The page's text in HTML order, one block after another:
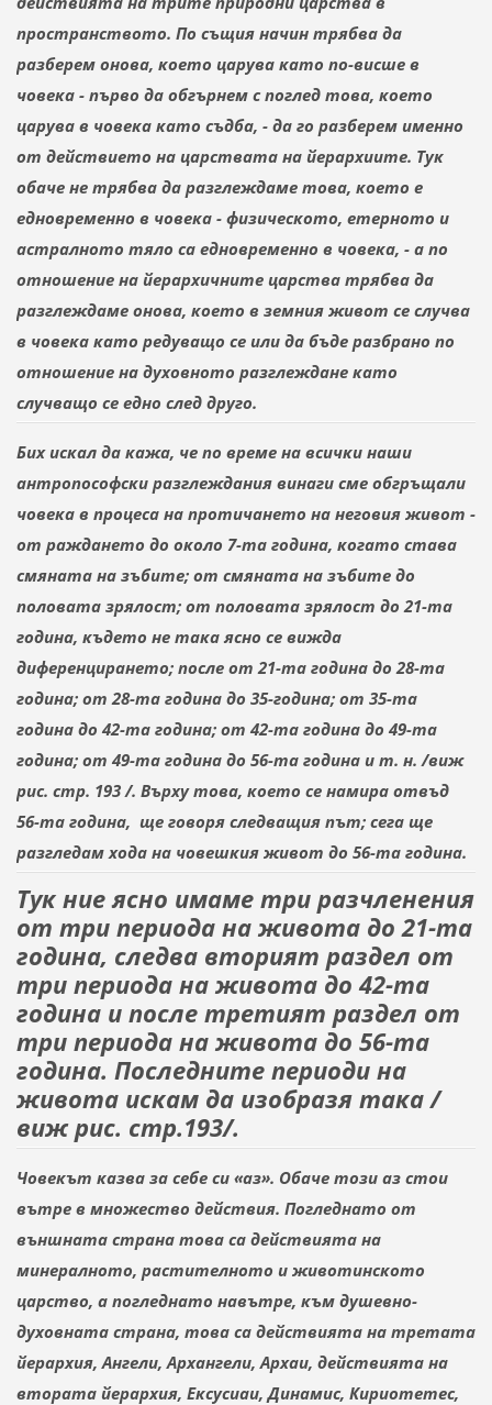
пространството. По същия начин трябва да
разберем онова, което царува като по-висше в
човека - първо да обгърнем с поглед това, което
царува в човека като съдба, - да го разберем именно
от действието на царствата на йерархиите. Тук
обаче не трябва да разглеждаме това, което е
едновременно в човека - физическото, етерното и
астралното тяло са едновременно в човека, - а по
отношение на йерархичните царства трябва да
разглеждаме онова, което в земния живот се случва
в човека като редуващо се или да бъде разбрано по
отношение на духовното разглеждане като
случващо се едно след друго.
Бих искал да кажа, че по време на всички наши
антропософски разглеждания винаги сме обгръщали
човека в процеса на протичането на неговия живот -
от раждането до около 7-та година, когато става
смяната на зъбите; от смяната на зъбите до
половата зрялост; от половата зрялост до 21-та
година, където не така ясно се вижда
диференцирането; после от 21-та година до 28-та
година; от 28-та година до 35-година; от 35-та
година до 42-та година; от 42-та година до 49-та
година; от 49-та година до 56-та година и т. н. /виж
рис. стр. 193 /. Върху това, което се намира отвъд
56-та година, ще говоря следващия път; сега ще
разгледам хода на човешкия живот до 56-та година.
Тук ние ясно имаме три разчленения
от три периода на живота до 21-та
година, следва вторият раздел от
три периода на живота до 42-та
година и после третият раздел от
три периода на живота до 56-та
година. Последните периоди на
живота искам да изобразятака /
виж рис. стр.193/.
Човекът казва за себе си «аз». Обаче този аз стои
вътре в множество действия. Погледнато от
външната страна това са действията на
минералното, растителното и животинското
царство, а погледнато навътре, към душевно-
духовната страна, това са действията на третата
йерархия, Ангели, Архангели, Архаи, действията на
втората йерархия, Ексусиаи, Динамис, Кириотетес,